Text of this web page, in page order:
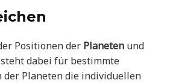
Positionen der Planeten und
steht dabei für bestimmte
der Planeten die individuellen